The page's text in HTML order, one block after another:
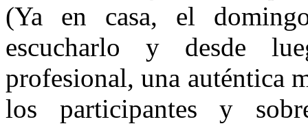
(Ya en casa, el
escucharlo y desde
profesional, una auténtica
los participantes y